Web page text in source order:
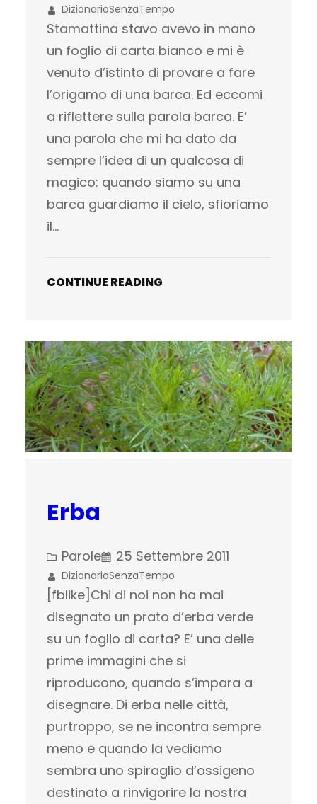
DizionarioSenzaTempo
Stamattina stavo avevo in mano
un foglio di carta bianco e mi è
venuto d’istinto di provare a fare
l’origamo di una barca. Ed eccomi
a riflettere sulla parola barca. E’
una parola che mi ha dato da
sempre l’idea di un qualcosa di
magico: quando siamo su una
barca guardiamo il cielo, sfioriamo
il…
CONTINUE READING
Erba
Parole 25 Settembre 2011
DizionarioSenzaTempo
[fblike]Chi di noi non ha mai
disegnato un prato d’erba verde
su un foglio di carta? E’ una delle
prime immagini che si
riproducono, quando s’impara a
disegnare. Di erba nelle città,
purtroppo, se ne incontra sempre
meno e quando la vediamo
sembra uno spiraglio d’ossigeno
destinato a rinvigorire la nostra